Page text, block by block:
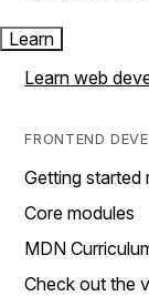
Learn
Learn web
FRONTEND
Getting started
Core modules
MDN
Check out the